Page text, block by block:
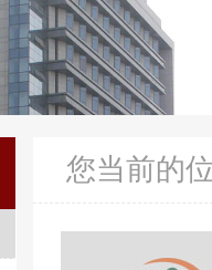
您当前的